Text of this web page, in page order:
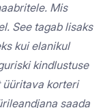
Mis
See tagab lisaks
kui elanikul
kindlustuse
üüritava korteri
saada